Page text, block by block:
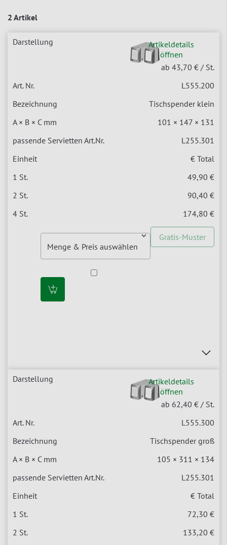
2 Artikel
Artikeldetails
öffnen
ab 43,70 € / St.
L555.200
Tischspender klein
101 × 147 × 131
L255.301
€ Total
49,90 €
90,40 €
174,80 €
Gratis-Muster
Artikeldetails
öffnen
ab 62,40 € / St.
L555.300
Tischspender groß
105 × 311 × 134
L255.301
€ Total
72,30 €
133,20 €